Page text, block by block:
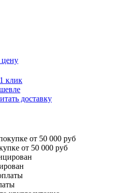
цену
клик
доставку
от 50 000 руб